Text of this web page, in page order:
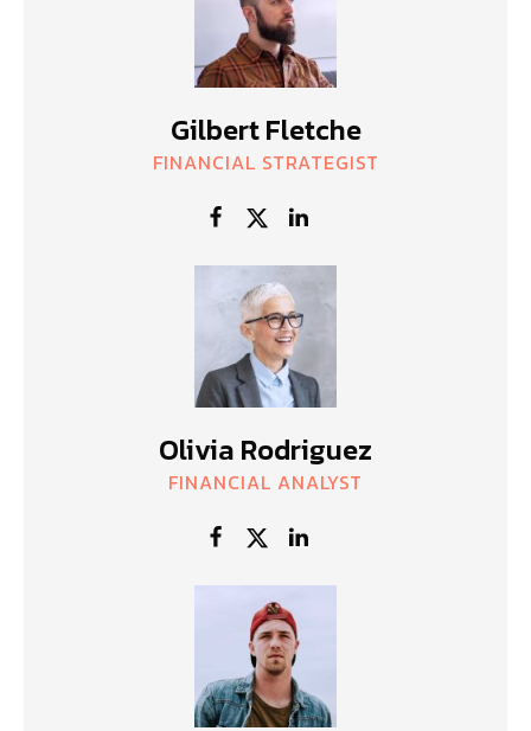
Gilbert Fletche
FINANCIAL STRATEGIST
Olivia Rodriguez
FINANCIAL ANALYST